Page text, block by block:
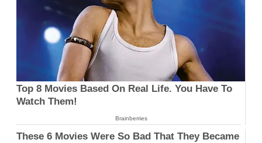
Top 8 Movies Based On Real Life. You Have To
Watch Them!
Brainberries
These 6 Movies Were So Bad That They Became